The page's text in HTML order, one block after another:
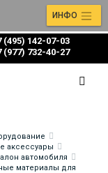
(495) 142-07-03
(977) 732-40-27
ИНФО
аксессуары
автомобиля
материалы для